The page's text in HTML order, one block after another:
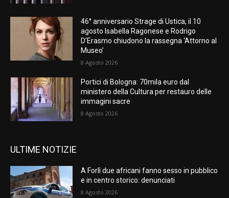
46° anniversario Strage di Ustica, il 10
agosto Isabella Ragonese e Rodrigo
D’Erasmo chiudono la rassegna ‘Attorno al
Museo’
8 Agosto 2026
Portici di Bologna: 70mila euro dal
ministero della Cultura per restauro delle
immagini sacre
8 Agosto 2026
ULTIME NOTIZIE
A Forlì due africani fanno sesso in pubblico
e in centro storico: denunciati
8 Agosto 2026